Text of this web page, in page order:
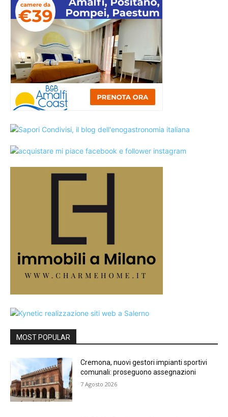
MOST POPULAR
Cremona, nuovi gestori impianti sportivi
comunali: proseguono assegnazioni
7 Agosto 2026